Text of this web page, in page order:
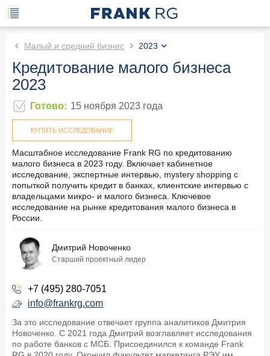
Малый и средний бизнес 2023
Кредитование малого бизнеса
2023
Готово: 15 ноября 2023 года
КУПИТЬ ИССЛЕДОВАНИЕ
Масштабное исследование Frank RG по кредитованию
малого бизнеса в 2023 году. Включает кабинетное
исследование, экспертные интервью, mystery shopping с
попыткой получить кредит в банках, клиентские интервью с
владельцами микро- и малого бизнеса. Ключевое
исследование на рынке кредитования малого бизнеса в
России.
Дмитрий Новоченко
Старший проектный лидер
+7 (495) 280-7051
info@frankrg.com
За это исследование отвечает группа аналитиков Дмитрия
Новоченко. С 2021 года Дмитрий возглавляет исследования
по работе банков с МСБ. Присоединился к команде Frank